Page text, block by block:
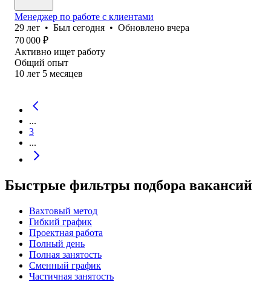
Менеджер по работе с клиентами
29 лет • Был сегодня • Обновлено вчера
70 000 ₽
Активно ищет работу
Общий опыт
10 лет 5 месяцев
...
3
...
Быстрые фильтры подбора вакансий
Вахтовый метод
Гибкий график
Проектная работа
Полный день
Полная занятость
Сменный график
Частичная занятость